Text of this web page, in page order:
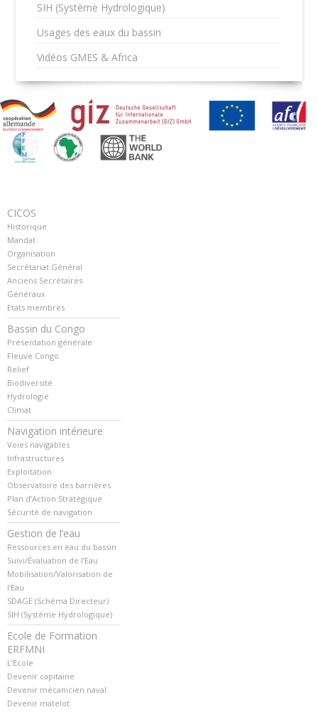
SIH (Système Hydrologique)
Usages des eaux du bassin
Vidéos GMES & Africa
CICOS
Historique
Mandat
Organisation
Secrétariat Général
Anciens Secrétaires
Généraux
Etats membres
Bassin du Congo
Présentation générale
Fleuve Congo
Relief
Biodiversité
Hydrologie
Climat
Navigation intérieure
Voies navigables
Infrastructures
Exploitation
Observatoire des barrières
Plan d’Action Stratégique
Sécurité de navigation
Gestion de l’eau
Ressources en eau du bassin
Suivi/Évaluation de l’Eau
Mobilisation/Valorisation de
l’Eau
SDAGE (Schéma Directeur)
SIH (Système Hydrologique)
Ecole de Formation
ERFMNI
L’Ecole
Devenir capitaine
Devenir mécanicien naval
Devenir matelot